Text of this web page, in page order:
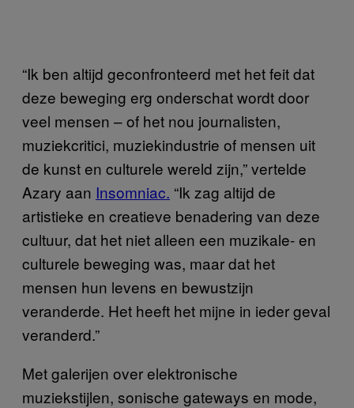
“Ik ben altijd geconfronteerd met het feit dat
deze beweging erg onderschat wordt door
veel mensen – of het nou journalisten,
muziekcritici, muziekindustrie of mensen uit
de kunst en culturele wereld zijn,” vertelde
Azary aan Insomniac. “Ik zag altijd de
artistieke en creatieve benadering van deze
cultuur, dat het niet alleen een muzikale- en
culturele beweging was, maar dat het
mensen hun levens en bewustzijn
veranderde. Het heeft het mijne in ieder geval
veranderd.”
Met galerijen over elektronische
muziekstijlen, sonische gateways en mode,